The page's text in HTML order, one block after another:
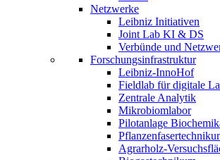
Netzwerke
Leibniz Initiativen
Joint Lab KI & DS
Verbünde und
Forschungsinfrastruktur
Leibniz-InnoHof
Fieldlab für digitale
Zentrale Analytik
Mikrobiomlabor
Pilotanlage
Agrarholz-